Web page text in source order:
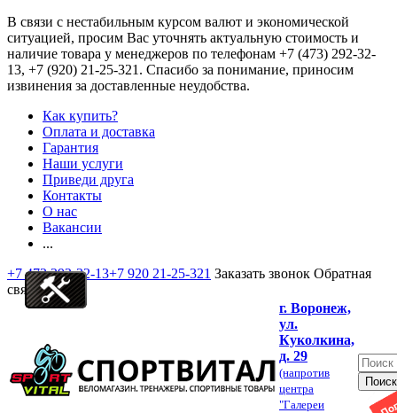
В связи с нестабильным курсом валют и экономической
ситуацией, просим Вас уточнять актуальную стоимость и
наличие товара у менеджеров по телефонам +7 (473) 292-32-
13, +7 (920) 21-25-321 . Спасибо за понимание, приносим
извинения за доставленные неудобства.
Как купить?
Оплата и доставка
Гарантия
Наши услуги
Приведи друга
Контакты
О нас
Вакансии
...
+7 473 292-32-13+7 920 21-25-321 Заказать звонок Обратная
связь
г. Воронеж,
ул.
Куколкина,
д. 29
(напротив
центра
"Галереи